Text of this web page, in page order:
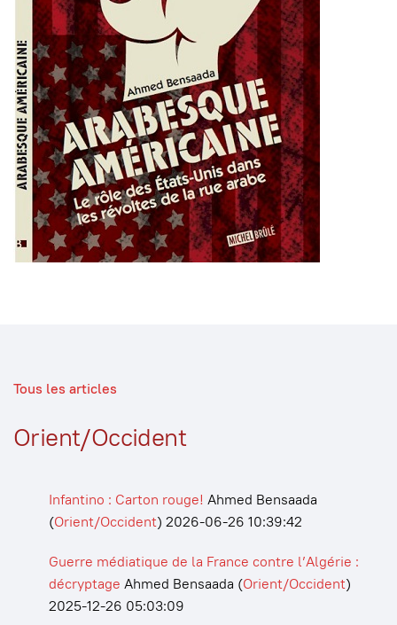
Tous les articles
Orient/Occident
Infantino : Carton rouge! Ahmed Bensaada
(Orient/Occident) 2026-06-26 10:39:42
Guerre médiatique de la France contre l’Algérie :
décryptage Ahmed Bensaada (Orient/Occident)
2025-12-26 05:03:09